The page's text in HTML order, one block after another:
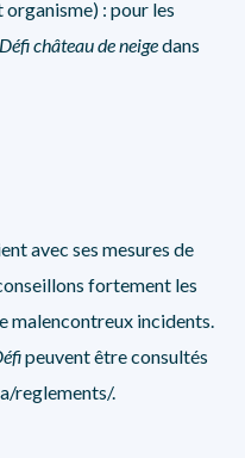
: pour les
Défi château de neigedans
avec ses mesures de
fortement les
malencontreux incidents.
peuvent être consultés
reglements/.